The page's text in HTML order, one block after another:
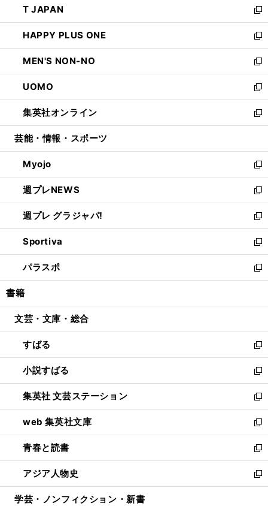
く
で
開
く
ド
ウ
で
開
く
ィ
ン
ド
ウ
で
開
く
い
ウ
ィ
ン
ド
ウ
で
開
く
T JAPAN
新
し
い
ウ
ィ
ン
ド
ウ
で
開
HAPPY PLUS ONE
新
し
い
ウ
ィ
ン
ド
ウ
開
く
MEN'S NON-NO
新
し
い
ウ
ィ
ン
ウ
で
開
く
UOMO
新
し
い
ウ
ン
ド
ウ
で
開
く
集英社オンライン
新
し
ウ
ィ
ン
ド
ウ
で
開
く
芸能・情報・スポーツ
Myojo
新
し
い
ウ
ィ
ン
ド
ウ
で
開
週プレNEWS
新
し
い
ウ
ィ
ン
ド
ウ
開
週プレ グラジャパ!
新
し
い
ウ
ィ
ン
ウ
開
く
Sportiva
新
し
い
ウ
ン
ウ
で
開
く
パラスポ
新
し
ウ
ン
ド
ウ
で
開
く
書籍
文芸・文庫・総合
すばる
新
し
い
ウ
ィ
ン
ド
ウ
で
開
く
小説すばる
新
し
い
ウ
ィ
ン
ド
ウ
で
開
集英社 文芸ステーション
新
し
い
ウ
ィ
ン
ド
ウ
web 集英社文庫
新
し
い
ウ
ィ
ン
青春と読書
新
し
い
ウ
アジア人物史
新
し
学芸・ノンフィクション・新書